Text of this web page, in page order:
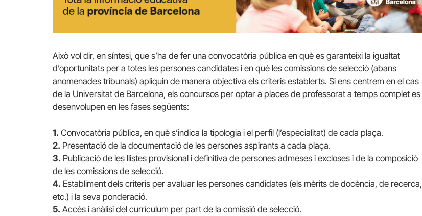
Això vol dir, en síntesi, que s’ha de fer una convocatòria pública en què es garanteixi la igualtat
d’oportunitats per a totes les persones candidates i en què les comissions de selecció (abans
anomenades tribunals) apliquin de manera objectiva els criteris establerts. Si ens centrem en el cas
de la Universitat de Barcelona, els concursos per optar a places de professorat a temps complet es
desenvolupen en les fases següents:
1. Convocatòria pública, en què s’indica la tipologia i el perfil (l’especialitat) de cada plaça.
2. Presentació de la documentació de les persones aspirants a cada plaça.
3. Publicació de les llistes provisional i definitiva de persones admeses i excloses i de la composició
de les comissions de selecció.
4. Establiment dels criteris per avaluar les persones candidates (els mèrits de docència, de recerca,
etc.) i la seva ponderació.
5. Accés i anàlisi del currículum per part de la comissió de selecció.